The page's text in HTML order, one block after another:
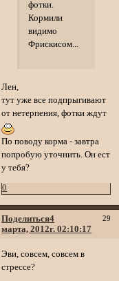
фотки.
Кормили
видимо
Фрискисом...
Лен,
тут уже все подпрыгивают
от нетерпения, фотки ждут
По поводу корма - завтра
попробую уточнить. Он ест
у тебя?
0
Поделиться 29
4
марта, 2012г. 02:10:17
Эви, совсем, совсем в
стрессе?